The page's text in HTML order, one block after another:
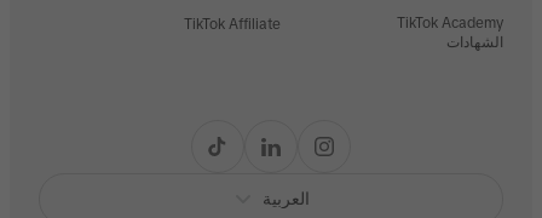
TikTok Academy
الشهادات
TikTok Affiliate
العربية